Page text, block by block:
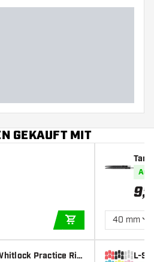
GEKAUFT MIT
IN DEN
Practice Rin
Auf
9,99
40 mm
L-